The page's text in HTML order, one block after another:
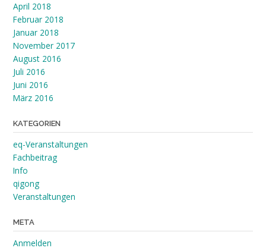
April 2018
Februar 2018
Januar 2018
November 2017
August 2016
Juli 2016
Juni 2016
März 2016
KATEGORIEN
eq-Veranstaltungen
Fachbeitrag
Info
qigong
Veranstaltungen
META
Anmelden